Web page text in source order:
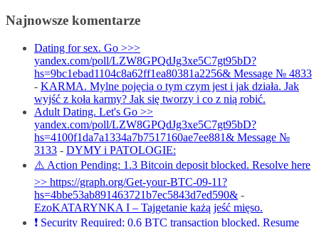
Najnowsze komentarze
Dating for sex. Go >>>
yandex.com/poll/LZW8GPQdJg3xe5C7gt95bD?
hs=9bc1ebad1104c8a62ff1ea80381a2256& Message № 4833
- KARMA. Mylne pojęcia o tym czym jest i jak działa. Jak
wyjść z koła karmy? Jak się tworzy i co z nią robić.
Adult Dating. Let's Go >>
yandex.com/poll/LZW8GPQdJg3xe5C7gt95bD?
hs=4100f1da7a1334a7b7517160ae7ee881& Message №
3133 - DYMY i PATOLOGIE:
⚠️ Action Pending: 1.3 Bitcoin deposit blocked. Resolve here
>> https://graph.org/Get-your-BTC-09-11?
hs=4bbe53ab891463721b7ec5843d7ed590& -
EzoKATARYNKA I – Tajgetanie każą jeść mięso.
❗ Security Required: 0.6 BTC transaction blocked. Resume